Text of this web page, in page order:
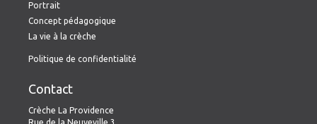
Portrait
Concept pédagogique
La vie à la crèche
Politique de confidentialité
Contact
Crèche La Providence